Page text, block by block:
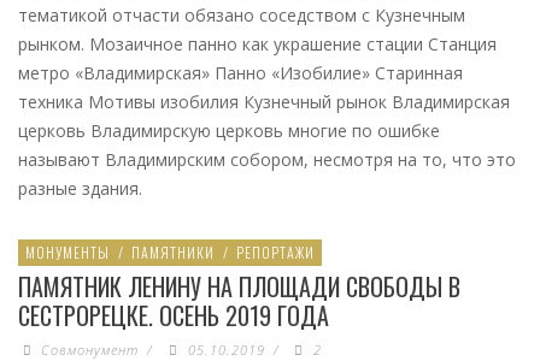
тематикой отчасти обязано соседством с Кузнечным
рынком. Мозаичное панно как украшение стации Станция
метро «Владимирская» Панно «Изобилие» Старинная
техника Мотивы изобилия Кузнечный рынок Владимирская
церковь Владимирскую церковь многие по ошибке
называют Владимирским собором, несмотря на то, что это
разные здания.
МОНУМЕНТЫ / ПАМЯТНИКИ / РЕПОРТАЖИ
ПАМЯТНИК ЛЕНИНУ НА ПЛОЩАДИ СВОБОДЫ В
СЕСТРОРЕЦКЕ. ОСЕНЬ 2019 ГОДА
Совмонумент / 05.10.2019 / 2